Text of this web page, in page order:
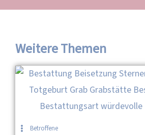
Weitere Themen
Betroffene